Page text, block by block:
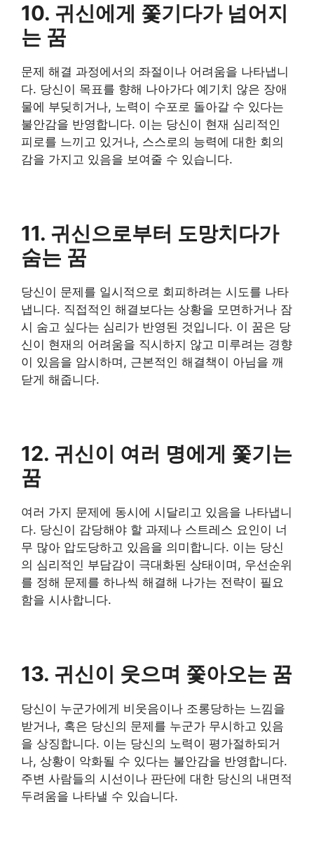
10. 귀신에게 쫓기다가 넘어지
는 꿈
문제 해결 과정에서의 좌절이나 어려움을 나타냅니
다. 당신이 목표를 향해 나아가다 예기치 않은 장애
물에 부딪히거나, 노력이 수포로 돌아갈 수 있다는
불안감을 반영합니다. 이는 당신이 현재 심리적인
피로를 느끼고 있거나, 스스로의 능력에 대한 회의
감을 가지고 있음을 보여줄 수 있습니다.
11. 귀신으로부터 도망치다가
숨는 꿈
당신이 문제를 일시적으로 회피하려는 시도를 나타
냅니다. 직접적인 해결보다는 상황을 모면하거나 잠
시 숨고 싶다는 심리가 반영된 것입니다. 이 꿈은 당
신이 현재의 어려움을 직시하지 않고 미루려는 경향
이 있음을 암시하며, 근본적인 해결책이 아님을 깨
닫게 해줍니다.
12. 귀신이 여러 명에게 쫓기는
꿈
여러 가지 문제에 동시에 시달리고 있음을 나타냅니
다. 당신이 감당해야 할 과제나 스트레스 요인이 너
무 많아 압도당하고 있음을 의미합니다. 이는 당신
의 심리적인 부담감이 극대화된 상태이며, 우선순위
를 정해 문제를 하나씩 해결해 나가는 전략이 필요
함을 시사합니다.
13. 귀신이 웃으며 쫓아오는 꿈
당신이 누군가에게 비웃음이나 조롱당하는 느낌을
받거나, 혹은 당신의 문제를 누군가 무시하고 있음
을 상징합니다. 이는 당신의 노력이 평가절하되거
나, 상황이 악화될 수 있다는 불안감을 반영합니다.
주변 사람들의 시선이나 판단에 대한 당신의 내면적
두려움을 나타낼 수 있습니다.